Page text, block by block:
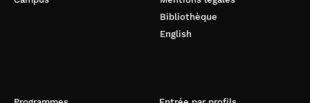
Bibliothèque
English